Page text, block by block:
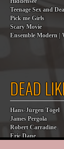
Teenage Sex and
Pick me Girls
Scary Movie
Ensemble Modern |
DEAD
Hans-Jürgen Tögel
James Pergola
Robert Carradine
Eric Dane